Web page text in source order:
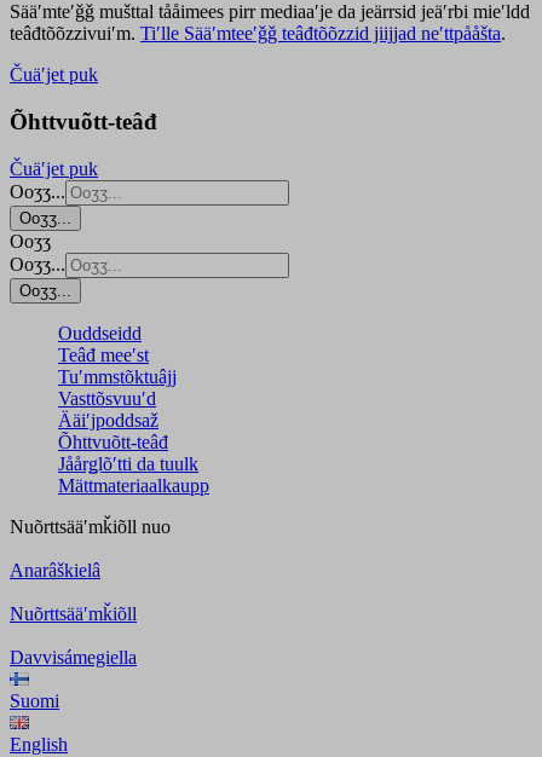
Sääʹmteʹǧǧ mušttal tååimees pirr mediaaʹje da jeärrsid jeäʹrbi mieʹldd
teâđtõõzzivuiʹm. Tiʹlle Sääʹmteeʹǧǧ teâđtõõzzid jiijjad neʹttpååšta.
Čuäʹjet puk
Õhttvuõtt-teâđ
Čuäʹjet puk
Ooʒʒ...
Ooʒʒ...
Ooʒʒ
Ooʒʒ...
Ooʒʒ...
Ouddseidd
Teâđ meeʹst
Tuʹmmstõktuâjj
Vasttõsvuuʹd
Ääiʹjpoddsaž
Õhttvuõtt-teâđ
Jåårǥlõʹtti da tuulk
Mättmateriaalkaupp
Nuõrttsääʹmǩiõll nuo
Anarâškielâ
Nuõrttsääʹmǩiõll
Davvisámegiella
Suomi
English